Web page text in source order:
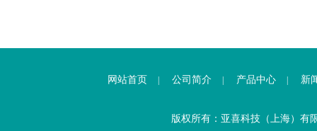
网站首页 公司简介 产品中心 新
版权所有：亚喜科技（上海）